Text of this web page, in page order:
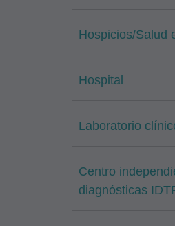
Hospicios/Salud
Hospital
Laboratorio
Centro
diagnósticas